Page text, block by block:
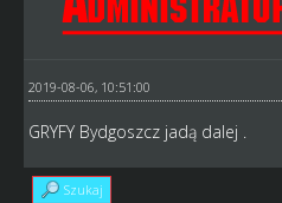
2019-08-06, 10:51:00
GRYFY Bydgoszcz jadą dalej .
Szukaj